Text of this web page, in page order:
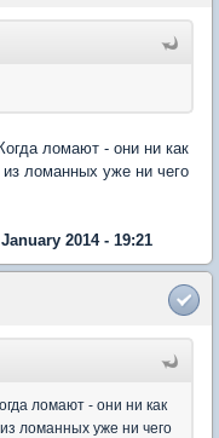
ломают - они ни как
ломанных уже ни чего
2014 - 19:21
ломают - они ни как
ломанных уже ни чего